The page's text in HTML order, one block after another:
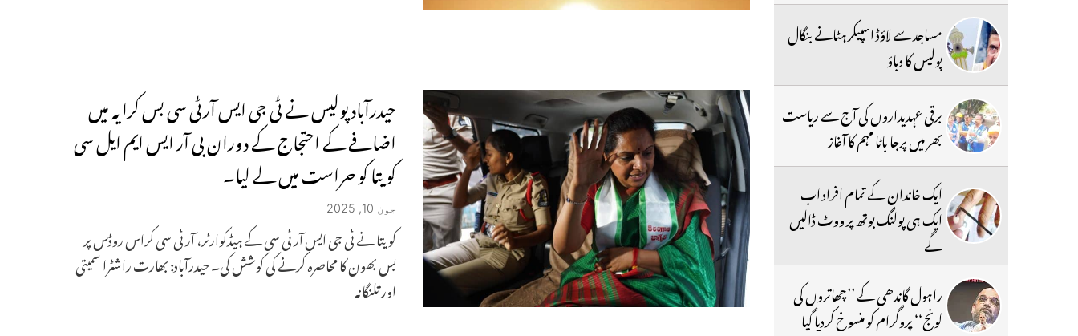
حیدرآباد پولیس نے ٹی جی ایس آرٹی سی بس کرایہ میں
اضافے کے احتجاج کے دوران بی آر ایس ایم ایل سی
کویتا کو حراست میں لے لیا۔
جون 10, 2025
کویتا نے ٹی جی ایس آر ٹی سی کے ہیڈکوارٹر، آر ٹی سی کراس روڈس پر
بس بھون کا محاصرہ کرنے کی کوشش کی۔ حیدرآباد: بھارت راشٹرا سمیتی
اور تلنگانہ
مساجد سے لاؤڈ اسپیکر ہٹانے بنگال
پولیس کا دباؤ
برقی عہدیداروں کی آج سے ریاست
بھر میں پرجا باٹا مہم کا آغاز
ایک خاندان کے تمام افراد اب
ایک ہی پولنگ بوتھ پر ووٹ ڈالیں
گے
راہول گاندھی کے ’’چھاتروں کی
گونج‘‘ پروگرام کو منسوخ کردیا گیا